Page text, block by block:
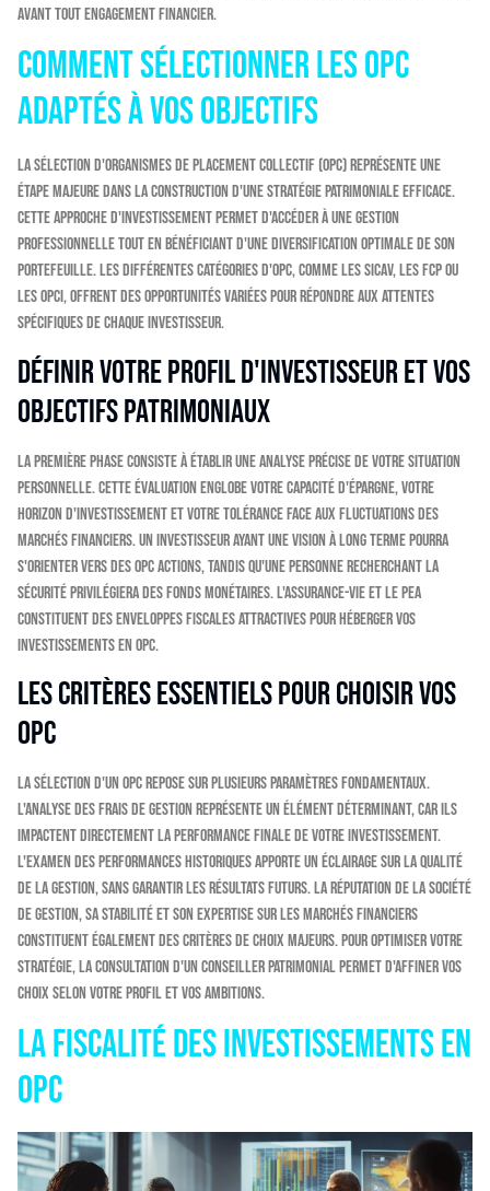
avant tout engagement financier.
Comment sélectionner les OPC
adaptés à vos objectifs
La sélection d'Organismes de Placement Collectif (OPC) représente une
étape majeure dans la construction d'une stratégie patrimoniale efficace.
Cette approche d'investissement permet d'accéder à une gestion
professionnelle tout en bénéficiant d'une diversification optimale de son
portefeuille. Les différentes catégories d'OPC, comme les SICAV, les FCP ou
les OPCI, offrent des opportunités variées pour répondre aux attentes
spécifiques de chaque investisseur.
Définir votre profil d'investisseur et vos
objectifs patrimoniaux
La première phase consiste à établir une analyse précise de votre situation
personnelle. Cette évaluation englobe votre capacité d'épargne, votre
horizon d'investissement et votre tolérance face aux fluctuations des
marchés financiers. Un investisseur ayant une vision à long terme pourra
s'orienter vers des OPC actions, tandis qu'une personne recherchant la
sécurité privilégiera des fonds monétaires. L'assurance-vie et le PEA
constituent des enveloppes fiscales attractives pour héberger vos
investissements en OPC.
Les critères essentiels pour choisir vos
OPC
La sélection d'un OPC repose sur plusieurs paramètres fondamentaux.
L'analyse des frais de gestion représente un élément déterminant, car ils
impactent directement la performance finale de votre investissement.
L'examen des performances historiques apporte un éclairage sur la qualité
de la gestion, sans garantir les résultats futurs. La réputation de la société
de gestion, sa stabilité et son expertise sur les marchés financiers
constituent également des critères de choix majeurs. Pour optimiser votre
stratégie, la consultation d'un conseiller patrimonial permet d'affiner vos
choix selon votre profil et vos ambitions.
La fiscalité des investissements en
OPC